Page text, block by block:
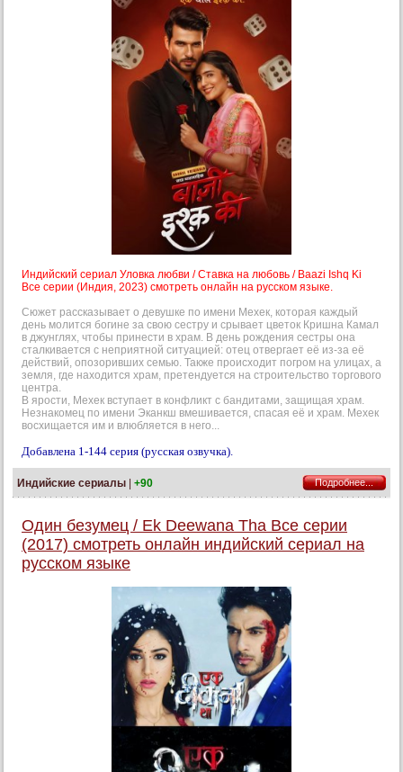
Индийский сериал Уловка любви / Ставка на любовь / Baazi Ishq Ki
Все серии (Индия, 2023) смотреть онлайн на русском языке.
Сюжет рассказывает о девушке по имени Мехек, которая каждый
день молится богине за свою сестру и срывает цветок Кришна Камал
в джунглях, чтобы принести в храм. В день рождения сестры она
сталкивается с неприятной ситуацией: отец отвергает её из-за её
действий, опозоривших семью. Также происходит погром на улицах, а
земля, где находится храм, претендуется на строительство торгового
центра.
В ярости, Мехек вступает в конфликт с бандитами, защищая храм.
Незнакомец по имени Эканкш вмешивается, спасая её и храм. Мехек
восхищается им и влюбляется в него...
Добавлена 1-144 серия (русская озвучка).
Индийские сериалы | +90 Подробнее...
Один безумец / Ek Deewana Tha Все серии
(2017) смотреть онлайн индийский сериал на
русском языке